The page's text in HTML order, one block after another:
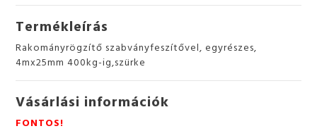
Termékleírás
Rakományrögzítő szabványfeszítővel, egyrészes,
4mx25mm 400kg-ig,szürke
Vásárlási információk
FONTOS!